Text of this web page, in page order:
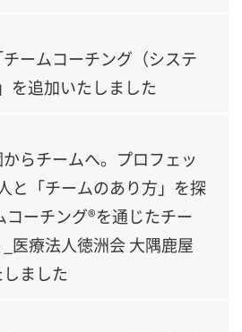
ームコーチング（システ
を追加いたしました
らチームへ。プロフェッ
と「チームのあり方」を探
コーチング®を通じたチー
医療法人徳洲会 大隅鹿屋
ました